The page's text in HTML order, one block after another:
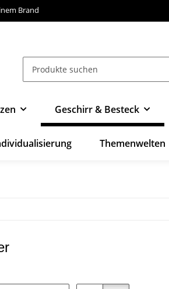
Brand
Geschirr & Besteck
Themenwelten